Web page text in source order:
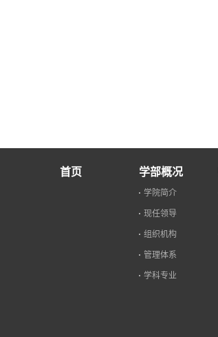
首页 学部概况
学院简介
现任领导
组织机构
管理体系
学科专业